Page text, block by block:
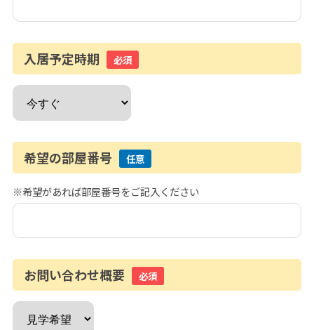
入居予定時期 必須
希望の部屋番号 任意
※希望があれば部屋番号をご記入ください
お問い合わせ概要 必須